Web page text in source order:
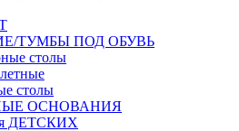
ТУМБЫ ПОД ОБУВЬ
столы
столы
ОСНОВАНИЯ
ДЕТСКИХ